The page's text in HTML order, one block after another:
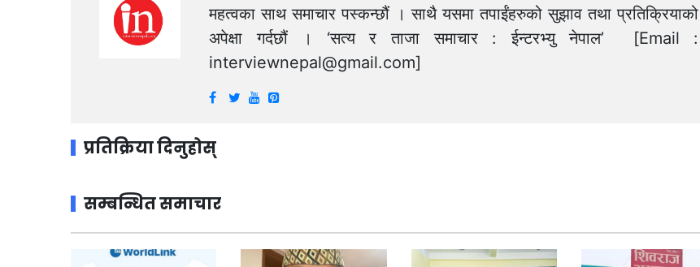
महत्वका साथ समाचार पस्कन्छौं । साथै यसमा तपाईंहरुको सुझाव तथा प्रतिक्रियाको
अपेक्षा गर्दछौं । ‘सत्य र ताजा समाचार : ईन्टरभ्यु नेपाल’ [Email :
interviewnepal@gmail.com]
प्रतिक्रिया दिनुहोस्
सम्बन्धित समाचार